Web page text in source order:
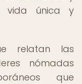
vida única y
relatan las
nómadas
que